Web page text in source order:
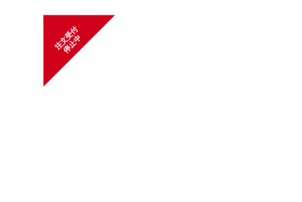
注
文
受
付
停
止
中